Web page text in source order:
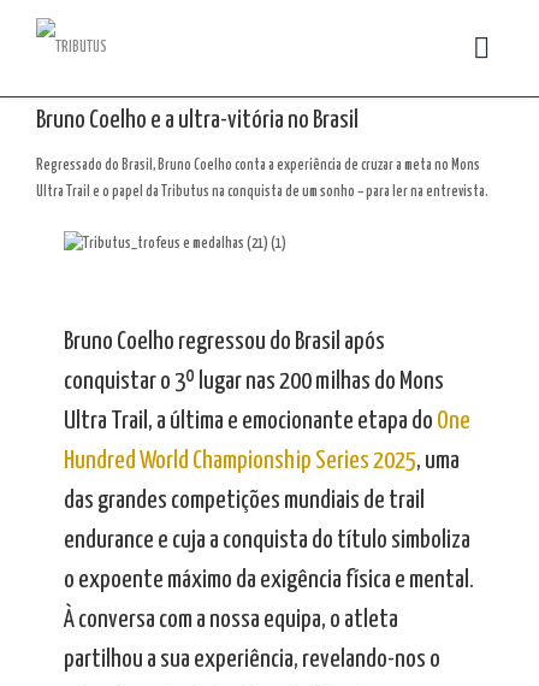
Bruno Coelho e a ultra-vitória no Brasil
Regressado do Brasil, Bruno Coelho conta a experiência de cruzar a meta no Mons
Ultra Trail e o papel da Tributus na conquista de um sonho – para ler na entrevista.
Bruno Coelho regressou do Brasil após
conquistar o 3º lugar nas 200 milhas do Mons
Ultra Trail, a última e emocionante etapa do One
Hundred World Championship Series 2025, uma
das grandes competições mundiais de trail
endurance e cuja a conquista do título simboliza
o expoente máximo da exigência física e mental.
À conversa com a nossa equipa, o atleta
partilhou a sua experiência, revelando-nos o